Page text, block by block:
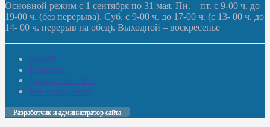
Основной режим с 1 сентября по 31 мая. Пн. – пт. с 9-00 ч. до
19-00 ч. (без перерыва). Суб. с 9-00 ч. до 17-00 ч. (с 13- 00 ч. до
14- 00 ч. перерыв на обед). Выходной – воскресенье
Домой
Новости
Документы. Все
Мы в соцсетях
Разработчик и администратор сайта